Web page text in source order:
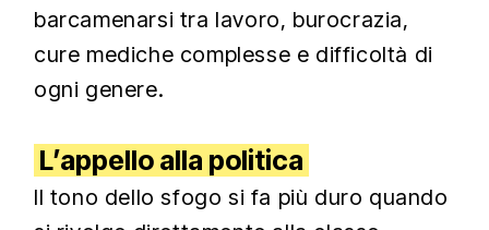
barcamenarsi tra lavoro, burocrazia,
cure mediche complesse e difficoltà di
ogni genere.
L’appello alla politica
Il tono dello sfogo si fa più duro quando